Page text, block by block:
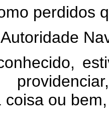
perdidos
coisa ou